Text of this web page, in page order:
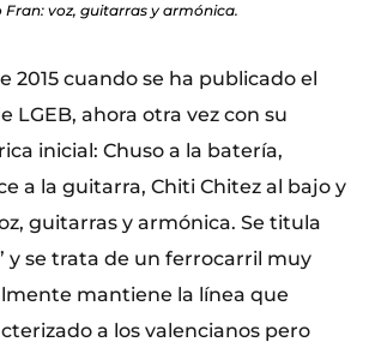
Fran: voz, guitarras y armónica.
2015 cuando se ha publicado el
LGEB, ahora otra vez con su
inicial: Chuso a la batería,
a la guitarra, Chiti Chitez al bajo y
guitarras y armónica. Se titula
y se trata de un ferrocarril muy
mantiene la línea que
a los valencianos pero